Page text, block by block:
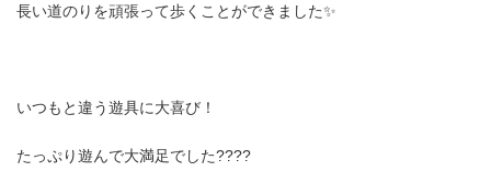
長い道のりを頑張って歩くことができました✨
いつもと違う遊具に大喜び！
たっぷり遊んで大満足でした????